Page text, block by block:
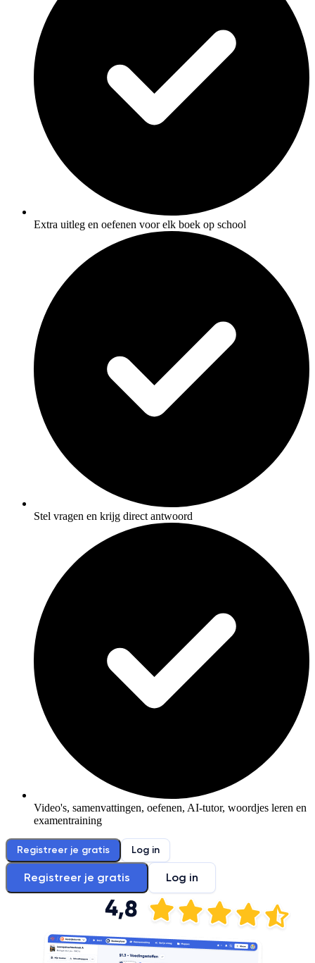
Extra uitleg en oefenen voor elk boek op school
Stel vragen en krijg direct antwoord
Video's, samenvattingen, oefenen, AI-tutor, woordjes leren en
examentraining
Registreer je gratis Log in
Registreer je gratis Log in